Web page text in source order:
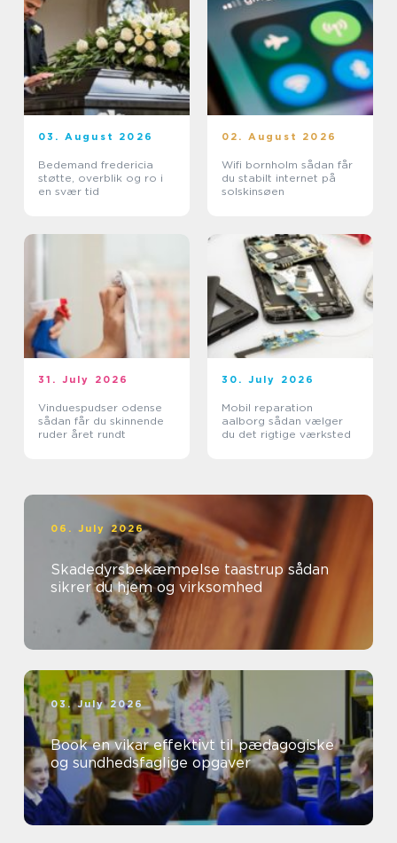
03. August 2026
Bedemand fredericia
støtte, overblik og ro i
en svær tid
02. August 2026
Wifi bornholm sådan får
du stabilt internet på
solskinsøen
31. July 2026
Vinduespudser odense
sådan får du skinnende
ruder året rundt
30. July 2026
Mobil reparation
aalborg sådan vælger
du det rigtige værksted
06. July 2026
Skadedyrsbekæmpelse taastrup sådan
sikrer du hjem og virksomhed
03. July 2026
Book en vikar effektivt til pædagogiske
og sundhedsfaglige opgaver